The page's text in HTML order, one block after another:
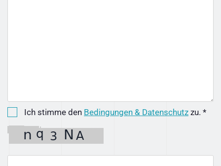
Ich stimme den Bedingungen & Datenschutz zu. *